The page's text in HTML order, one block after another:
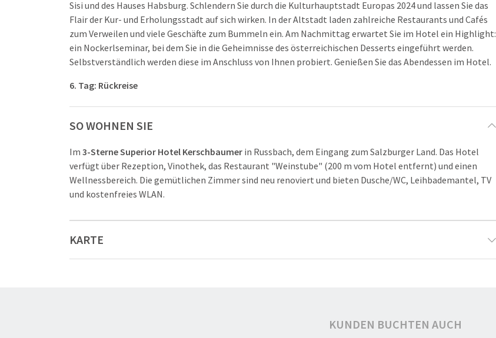
Sisi und des Hauses Habsburg. Schlendern Sie durch die Kulturhauptstadt Europas 2024 und lassen Sie das
Flair der Kur- und Erholungsstadt auf sich wirken. In der Altstadt laden zahlreiche Restaurants und Cafés
zum Verweilen und viele Geschäfte zum Bummeln ein. Am Nachmittag erwartet Sie im Hotel ein Highlight:
ein Nockerlseminar, bei dem Sie in die Geheimnisse des österreichischen Desserts eingeführt werden.
Selbstverständlich werden diese im Anschluss von Ihnen probiert. Genießen Sie das Abendessen im Hotel.
6. Tag: Rückreise
SO WOHNEN SIE
Im 3-Sterne Superior Hotel Kerschbaumer in Russbach, dem Eingang zum Salzburger Land. Das Hotel
verfügt über Rezeption, Vinothek, das Restaurant "Weinstube" (200 m vom Hotel entfernt) und einen
Wellnessbereich. Die gemütlichen Zimmer sind neu renoviert und bieten Dusche/WC, Leihbademantel, TV
und kostenfreies WLAN.
KARTE
KUNDEN BUCHTEN AUCH